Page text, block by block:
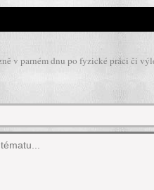
v parném dnu po fyzické práci či